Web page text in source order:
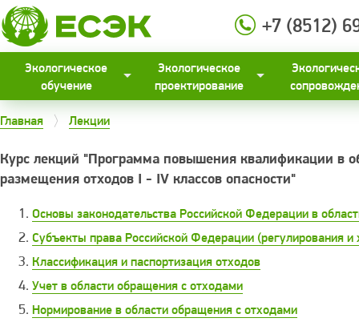
+7 (8512)
Экологическое
обучение
Экологическое
проектирование
Главная Лекции
Курс лекций "Программа повышения квалификации в
размещения отходов I - IV классов опасности"
Основы законодательства Российской Федерации в
Субъекты права Российской Федерации (регулирования
Классификация и паспортизация отходов
Учет в области обращения с отходами
Нормирование в области обращения с отходами